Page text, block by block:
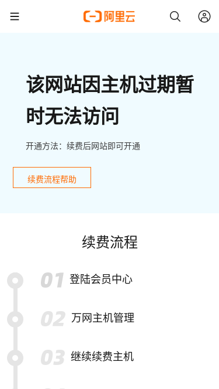
该网站因主机过期暂
时无法访问
开通方法：续费后网站即可开通
续费流程帮助
续费流程
登陆会员中心
万网主机管理
继续续费主机